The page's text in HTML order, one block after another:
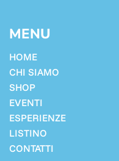
MENU
HOME
CHI SIAMO
SHOP
EVENTI
ESPERIENZE
LISTINO
CONTATTI